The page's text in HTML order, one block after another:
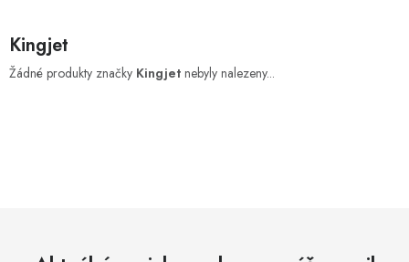
Domácnost
Kingjet
Žádné produkty značky Kingjet nebyly nalezeny...